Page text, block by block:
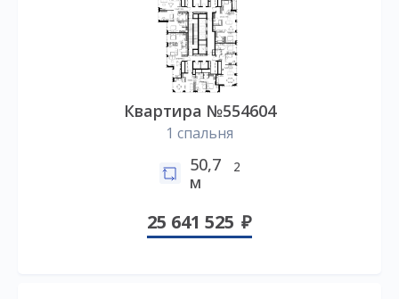
Квартира №554604
1 спальня
50,7
м
2
25 641 525